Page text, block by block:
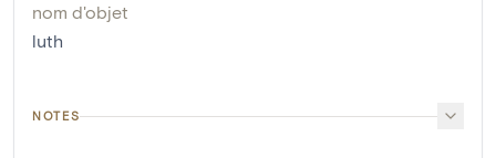
nom d'objet
luth
NOTES